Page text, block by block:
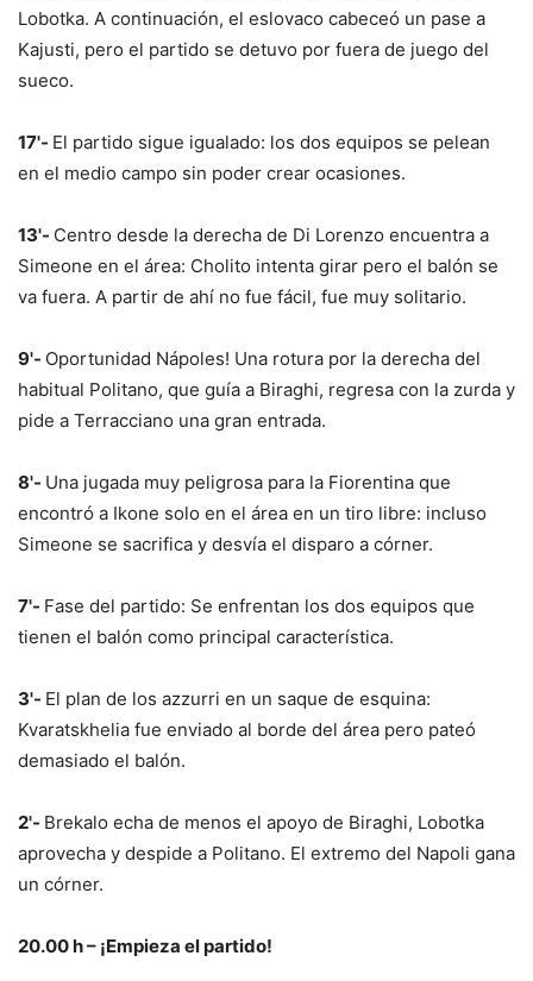
Lobotka. A continuación, el eslovaco cabeceó un pase a
Kajusti, pero el partido se detuvo por fuera de juego del
sueco.
17'- El partido sigue igualado: los dos equipos se pelean
en el medio campo sin poder crear ocasiones.
13'- Centro desde la derecha de Di Lorenzo encuentra a
Simeone en el área: Cholito intenta girar pero el balón se
va fuera. A partir de ahí no fue fácil, fue muy solitario.
9'- Oportunidad Nápoles! Una rotura por la derecha del
habitual Politano, que guía a Biraghi, regresa con la zurda y
pide a Terracciano una gran entrada.
8'- Una jugada muy peligrosa para la Fiorentina que
encontró a Ikone solo en el área en un tiro libre: incluso
Simeone se sacrifica y desvía el disparo a córner.
7'- Fase del partido: Se enfrentan los dos equipos que
tienen el balón como principal característica.
3'- El plan de los azzurri en un saque de esquina:
Kvaratskhelia fue enviado al borde del área pero pateó
demasiado el balón.
2'- Brekalo echa de menos el apoyo de Biraghi, Lobotka
aprovecha y despide a Politano. El extremo del Napoli gana
un córner.
20.00 h – ¡Empieza el partido!